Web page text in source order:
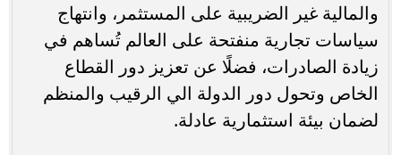
والمالية غير الضريبية على المستثمر، وانتهاج
سياسات تجارية منفتحة على العالم تُساهم في
زيادة الصادرات، فضلًا عن تعزيز دور القطاع
الخاص وتحول دور الدولة الي الرقيب والمنظم
لضمان بيئة استثمارية عادلة.